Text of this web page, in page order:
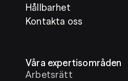
Hållbarhet
Kontakta oss
Våra expertisområden
Arbetsrätt